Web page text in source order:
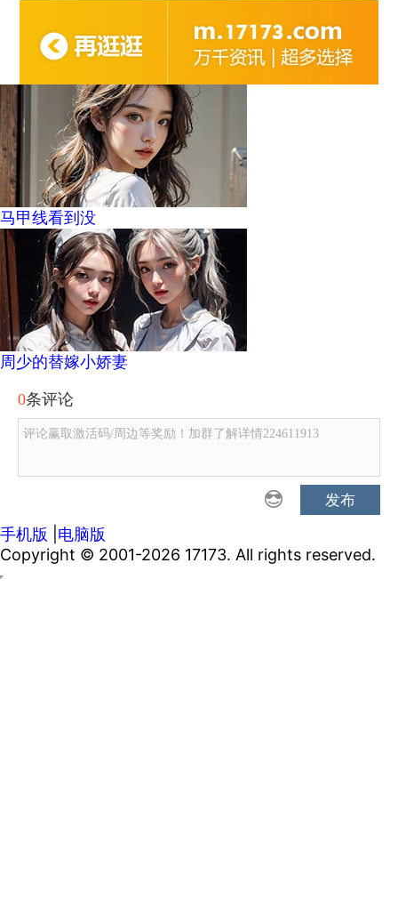
马甲线看到没
周少的替嫁小娇妻
0条评论
评论赢取激活码/周边等奖励！加群了解详情224611913
发布
手机版
电脑版
Copyright © 2001-2026 17173. All rights reserved.